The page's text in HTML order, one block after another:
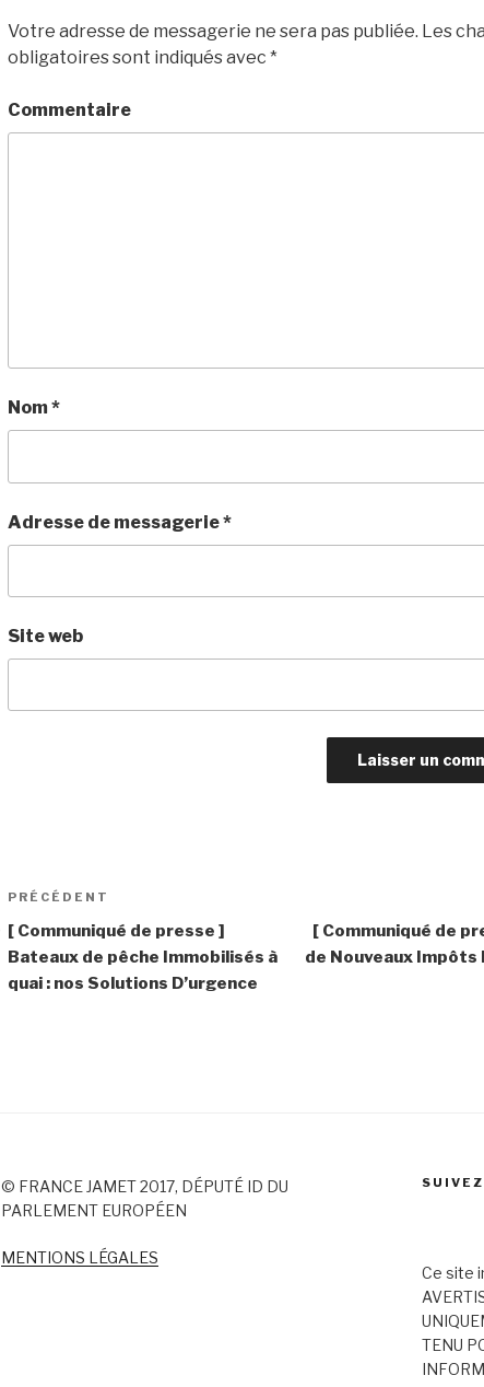
Votre adresse de messagerie ne sera pas publiée. Les
obligatoires sont indiqués avec *
Commentaire
Nom*
Adresse de messagerie*
Site web
Navigation
de
l’article
Article
précédent
PRÉCÉDENT
[ Communiqué de presse ]
Bateaux de pêche Immobilisés à
quai : nos Solutions D’urgence
[ Communiqué de
de Nouveaux Impôts
© FRANCE JAMET 2017, DÉPUTÉ ID DU
PARLEMENT EUROPÉEN
MENTIONS LÉGALES
Ce site
TENU